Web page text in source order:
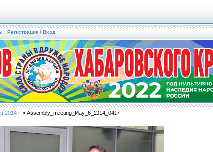
| Регистрация | Вход
2014 г. » Assembly_meeting_May_6_2014_0417